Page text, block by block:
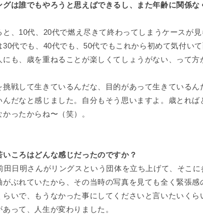
は誰でもやろうと思えばできるし、また年齢に関係な
、10代、20代で燃え尽きて終わってしまうケースが
30代でも、40代でも、50代でもこれから初めて気付い
にも、歳を重ねることが楽しくてしょうがない、って方
挑戦して生きているんだな、目的があって生きているん
だなと感じました。自分もそう思いますよ。歳とれば
ったからね〜（笑）。
ころはどんな感じだったのですか？
田日明さんがリングスという団体を立ち上げて、そこに
ぶれていたから、その当時の写真を見ても全く緊張感
いで、もうなかった事にしてくださいと言いたいくら
って、人生が変わりました。